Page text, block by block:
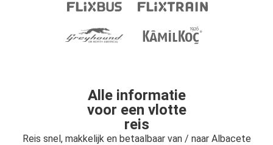
Alle informatie
voor een vlotte
reis
Reis snel, makkelijk en betaalbaar van / naar Albacete